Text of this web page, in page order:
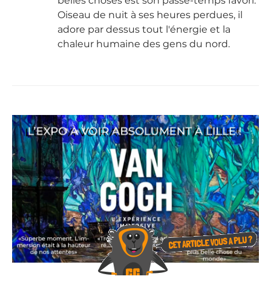
Oiseau de nuit à ses heures perdues, il
adore par dessus tout l'énergie et la
chaleur humaine des gens du nord.